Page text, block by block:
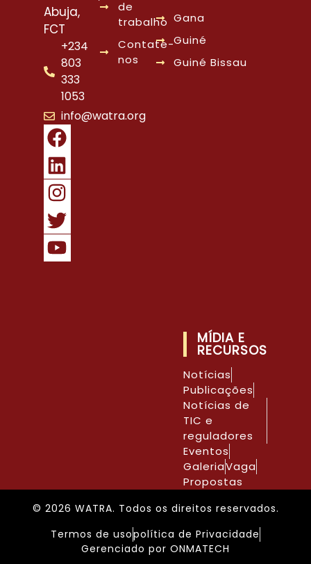
Abuja,
FCT
+234
803
333
1053
info@watra.org
de
trabalho
Contate-
nos
Gana
Guiné
Guiné Bissau
MÍDIA E
RECURSOS
Notícias
Publicações
Notícias de
TIC e
reguladores
Eventos
GaleriaVaga
Propostas
© 2026 WATRA. Todos os direitos reservados.
Termos de usopolítica de Privacidade
Gerenciado por ONMATECH